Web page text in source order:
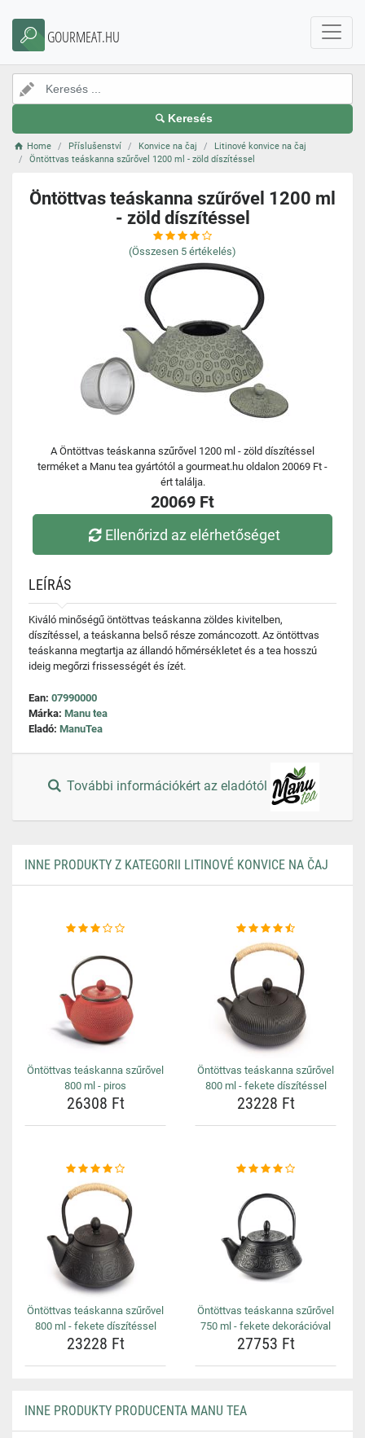
GOURMEAT.HU
Keresés
Home Příslušenství Konvice na čaj
Litinové konvice na čaj
Öntöttvas teáskanna szűrővel 1200 ml - zöld díszítéssel
Öntöttvas teáskanna szűrővel 1200 ml
- zöld díszítéssel
(Összesen 5 értékelés)
A Öntöttvas teáskanna szűrővel 1200 ml - zöld díszítéssel
terméket a Manu tea gyártótól a gourmeat.hu oldalon 20069 Ft -
ért találja.
20069 Ft
Ellenőrizd az elérhetőséget
LEÍRÁS
Kiváló minőségű öntöttvas teáskanna zöldes kivitelben,
díszítéssel, a teáskanna belső része zománcozott. Az öntöttvas
teáskanna megtartja az állandó hőmérsékletet és a tea hosszú
ideig megőrzi frissességét és ízét.
Ean: 07990000
Márka: Manu tea
Eladó: ManuTea
További információkért az eladótól
INNE PRODUKTY Z KATEGORII LITINOVÉ KONVICE NA ČAJ
Öntöttvas teáskanna szűrővel
800 ml - piros
26308 Ft
Öntöttvas teáskanna szűrővel
800 ml - fekete díszítéssel
23228 Ft
Öntöttvas teáskanna szűrővel
800 ml - fekete díszítéssel
23228 Ft
Öntöttvas teáskanna szűrővel
750 ml - fekete dekorációval
27753 Ft
INNE PRODUKTY PRODUCENTA MANU TEA